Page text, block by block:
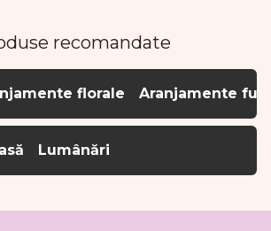
recomandate
florale Aranjamente
Lumânări